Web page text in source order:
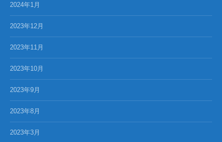
2024年1月
2023年12月
2023年11月
2023年10月
2023年9月
2023年8月
2023年3月